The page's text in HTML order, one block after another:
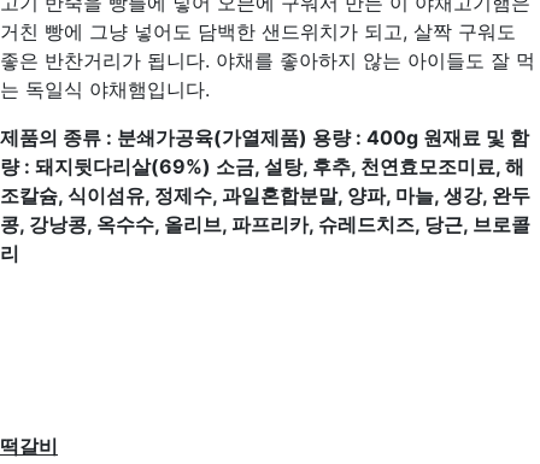
거친 빵에 그냥 넣어도 담백한 샌드위치가 되고, 살짝 구워도
좋은 반찬거리가 됩니다. 야채를 좋아하지 않는 아이들도 잘 먹
는 독일식 야채햄입니다.
제품의 종류 : 분쇄가공육(가열제품) 용량 : 400g 원재료 및 함
량 : 돼지뒷다리살(69%) 소금, 설탕, 후추, 천연효모조미료, 해
조칼슘, 식이섬유, 정제수, 과일혼합분말, 양파, 마늘, 생강, 완두
콩, 강낭콩, 옥수수, 올리브, 파프리카, 슈레드치즈, 당근, 브로콜
리
떡갈비